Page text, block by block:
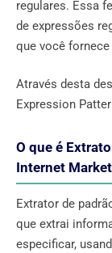
regulares. Essa
de expressões
que você fornece
Através desta
Expression
O que é
Internet
Extrator de
que extrai
especificar,